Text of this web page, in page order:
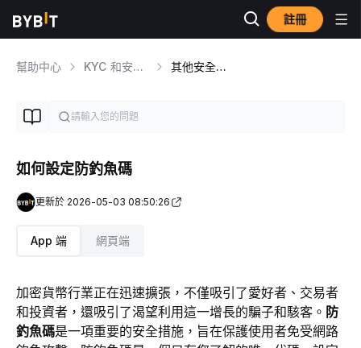
註冊
幫助中心 KYC 和安全事項 其他安全功能
如何設定防釣魚碼
更新於 2026-05-03 08:50:26
App 端 網頁端
加密貨幣行業正在迅速擴張，不僅吸引了愛好者、交易者
和投資者，還吸引了渴望利用這一增長的騙子和駭客。 防
釣魚碼是一項重要的安全措施，旨在保護使用者免受網路